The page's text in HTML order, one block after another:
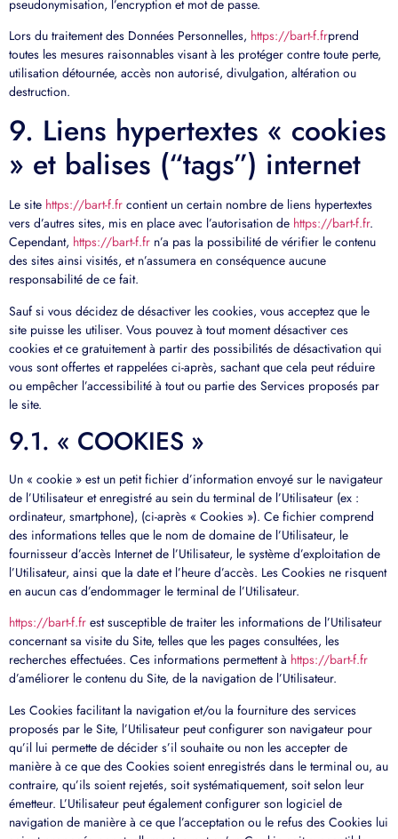
pseudonymisation, l’encryption et mot de passe.
Lors du traitement des Données Personnelles, https://bart-f.frprend
toutes les mesures raisonnables visant à les protéger contre toute perte,
utilisation détournée, accès non autorisé, divulgation, altération ou
destruction.
9. Liens hypertextes « cookies
» et balises (“tags”) internet
Le site https://bart-f.fr contient un certain nombre de liens hypertextes
vers d’autres sites, mis en place avec l’autorisation de https://bart-f.fr.
Cependant, https://bart-f.fr n’a pas la possibilité de vérifier le contenu
des sites ainsi visités, et n’assumera en conséquence aucune
responsabilité de ce fait.
Sauf si vous décidez de désactiver les cookies, vous acceptez que le
site puisse les utiliser. Vous pouvez à tout moment désactiver ces
cookies et ce gratuitement à partir des possibilités de désactivation qui
vous sont offertes et rappelées ci-après, sachant que cela peut réduire
ou empêcher l’accessibilité à tout ou partie des Services proposés par
le site.
9.1. « COOKIES »
Un « cookie » est un petit fichier d’information envoyé sur le navigateur
de l’Utilisateur et enregistré au sein du terminal de l’Utilisateur (ex :
ordinateur, smartphone), (ci-après « Cookies »). Ce fichier comprend
des informations telles que le nom de domaine de l’Utilisateur, le
fournisseur d’accès Internet de l’Utilisateur, le système d’exploitation de
l’Utilisateur, ainsi que la date et l’heure d’accès. Les Cookies ne risquent
en aucun cas d’endommager le terminal de l’Utilisateur.
https://bart-f.fr est susceptible de traiter les informations de l’Utilisateur
concernant sa visite du Site, telles que les pages consultées, les
recherches effectuées. Ces informations permettent à https://bart-f.fr
d’améliorer le contenu du Site, de la navigation de l’Utilisateur.
Les Cookies facilitant la navigation et/ou la fourniture des services
proposés par le Site, l’Utilisateur peut configurer son navigateur pour
qu’il lui permette de décider s’il souhaite ou non les accepter de
manière à ce que des Cookies soient enregistrés dans le terminal ou, au
contraire, qu’ils soient rejetés, soit systématiquement, soit selon leur
émetteur. L’Utilisateur peut également configurer son logiciel de
navigation de manière à ce que l’acceptation ou le refus des Cookies lui